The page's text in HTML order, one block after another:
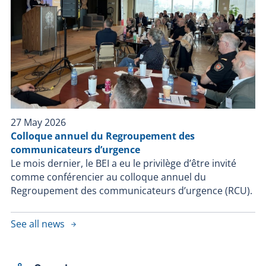
27 May 2026
Colloque annuel du Regroupement des
communicateurs d’urgence
Le mois dernier, le BEI a eu le privilège d’être invité
comme conférencier au colloque annuel du
Regroupement des communicateurs d’urgence (RCU).
See all news